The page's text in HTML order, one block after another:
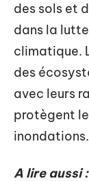
des sols et
dans la
climatique.
des
avec leurs
protègent
inondations.
A lire aussi :